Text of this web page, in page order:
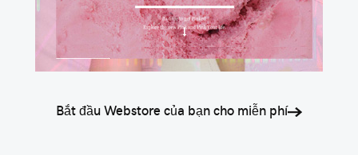
Bắt đầu Webstore của bạn cho miễn phí